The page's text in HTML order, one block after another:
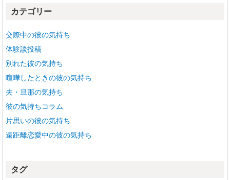
ブカテゴリー
交際中の彼の気持ち
体験談投稿
別れた彼の気持ち
喧嘩したときの彼の気持ち
夫・旦那の気持ち
彼の気持ちコラム
片思いの彼の気持ち
遠距離恋愛中の彼の気持ち
タグ